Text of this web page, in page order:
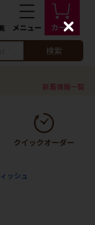
検索
新着情報一覧
ッシュ
C
l
s